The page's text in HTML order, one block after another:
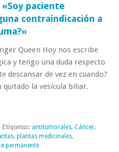
paciente
contraindicación a
Queen Hoy nos escribe
y tengo una duda respecto
descansar de vez en cuando?
quitado la vesícula biliar.
Etiquetas: antitumorales, Cáncer,
, plantas medicinales,
permanente